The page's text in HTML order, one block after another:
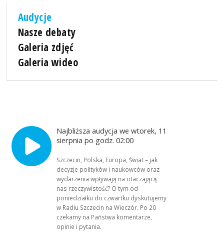
Audycje
Nasze debaty
Galeria zdjęć
Galeria wideo
Najbliższa audycja we wtorek, 11
sierpnia po godz. 02:00
Szczecin, Polska, Europa, Świat – jak
decyzje polityków i naukowców oraz
wydarzenia wpływają na otaczającą
nas rzeczywistość? O tym od
poniedziałku do czwartku dyskutujemy
w Radiu Szczecin na Wieczór. Po 20
czekamy na Państwa komentarze,
opinie i pytania.